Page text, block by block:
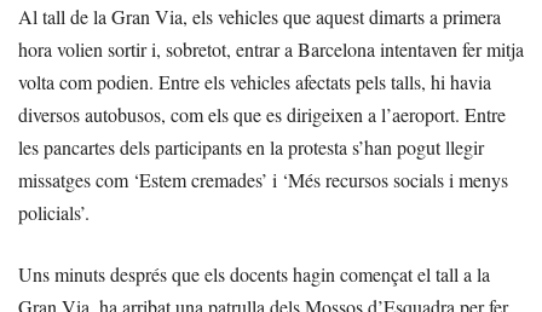
Al tall de la Gran Via, els vehicles que aquest dimarts a primera
hora volien sortir i, sobretot, entrar a Barcelona intentaven fer mitja
volta com podien. Entre els vehicles afectats pels talls, hi havia
diversos autobusos, com els que es dirigeixen a l’aeroport. Entre
les pancartes dels participants en la protesta s’han pogut llegir
missatges com ‘Estem cremades’ i ‘Més recursos socials i menys
policials’.
Uns minuts després que els docents hagin començat el tall a la
Gran Via, ha arribat una patrulla dels Mossos d’Esquadra per fer